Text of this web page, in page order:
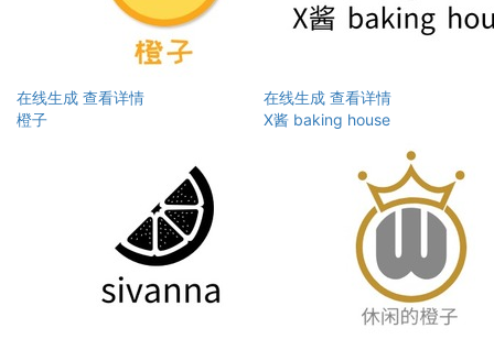
在线生成 查看详情
橙子
在线生成 查看详情
X酱 baking house